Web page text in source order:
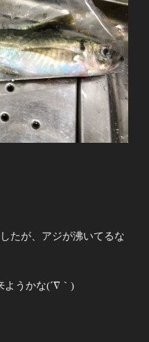
たが、アジが沸いてるな
ようかな(´∇｀)